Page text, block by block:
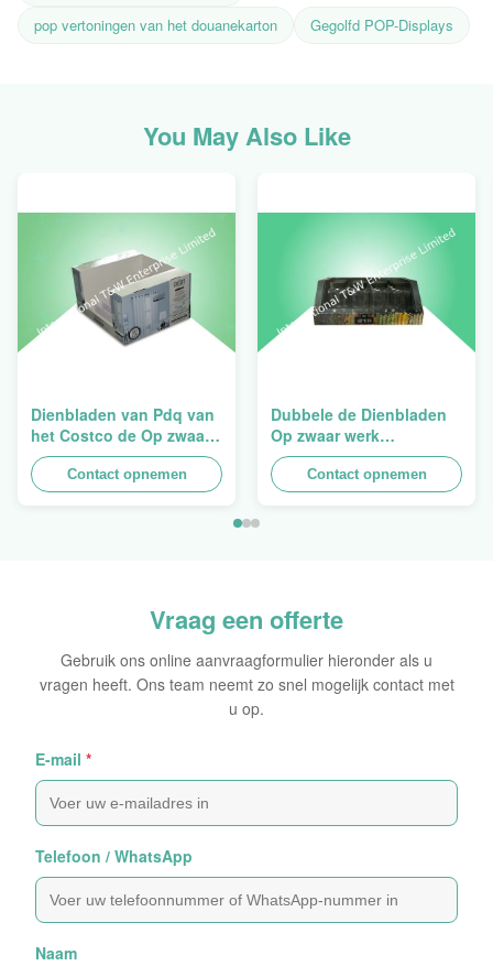
pop vertoningen van het douanekarton
Gegolfd POP-Displays
You May Also Like
Dienbladen van Pdq van
het Costco de Op zwaar
werk berekende
Stapelbare Ontwerp aan
het Verkopen van
Contact opnemen
Dubbele de Dienbladen
Op zwaar werk
berekende
Opeenstapeling van het
Muurkarton PDQ voor het
Contact opnemen
Vraag een offerte
Gebruik ons online aanvraagformulier hieronder als u
vragen heeft. Ons team neemt zo snel mogelijk contact met
u op.
E-mail *
Telefoon / WhatsApp
Naam